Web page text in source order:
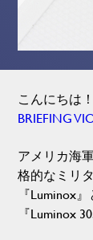
こんにちは！
BRIEFING
アメリカ海
格的なミリ
『Luminox
『Luminox